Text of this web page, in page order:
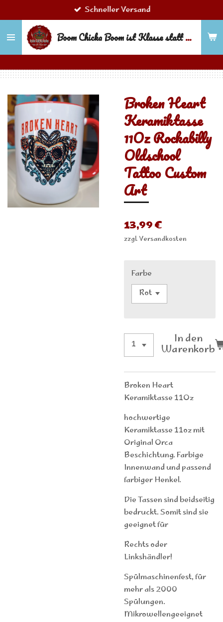
Hauptinhalt
springen
Boom Chicka Boom ist Klasse statt Masse!
Schneller Versand
Broken Heart
Keramiktasse
11Oz Rockabilly
Oldschool
Tattoo Custom
Art
13,99 €
zzgl. Versandkosten
Farbe
In den
Warenkorb
Broken Heart
Keramiktasse 11Oz
hochwertige
Keramiktasse 11oz mit
Original Orca
Beschichtung. Farbige
Innenwand und passend
farbiger Henkel.
Die Tassen sind beidseitig
bedruckt. Somit sind sie
geeignet für
Rechts oder
Linkshändler!
Spülmaschinenfest, für
mehr als 2000
Spülungen.
Mikrowellengeeignet